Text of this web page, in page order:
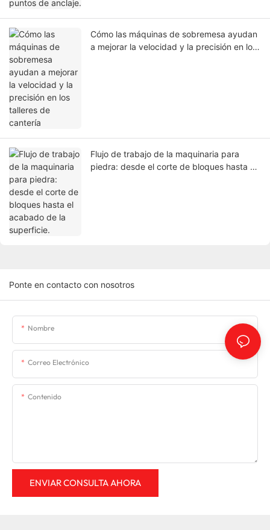
Cómo las máquinas de sobremesa ayudan
a mejorar la velocidad y la precisión en los
Flujo de trabajo de la maquinaria para
piedra: desde el corte de bloques hasta el
Ponte en contacto con nosotros
Nombre
Correo Electrónico
Contenido
ENVIAR CONSULTA AHORA